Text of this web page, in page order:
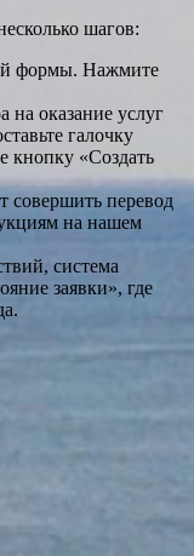
шагов:
формы. Нажмите
на оказание услуг
галочку
кнопку «Создать
совершить перевод
на нашем
система
заявки», где